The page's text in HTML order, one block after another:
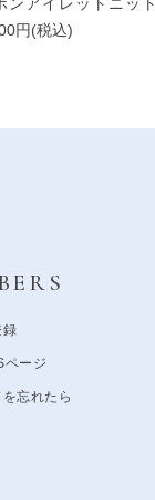
ンアイレットニット
円(税込)
録
ページ
忘れたら